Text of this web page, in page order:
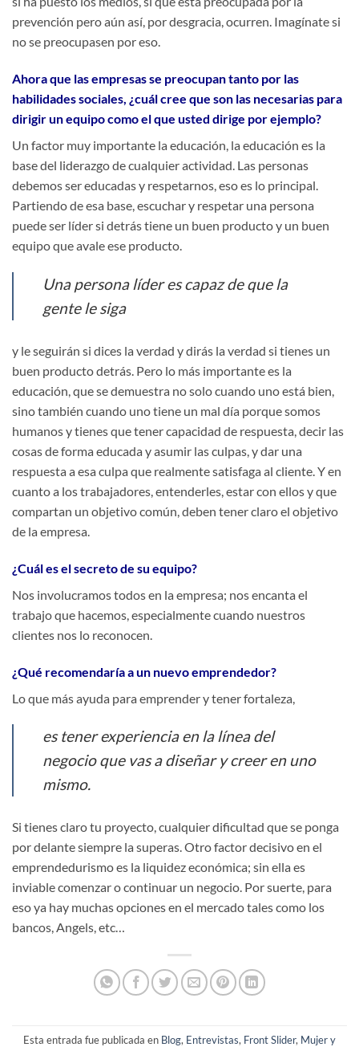
prevención pero aún así, por desgracia, ocurren. Imagínate si
no se preocupasen por eso.
Ahora que las empresas se preocupan tanto por las
habilidades sociales, ¿cuál cree que son las necesarias para
dirigir un equipo como el que usted dirige por ejemplo?
Un factor muy importante la educación, la educación es la
base del liderazgo de cualquier actividad. Las personas
debemos ser educadas y respetarnos, eso es lo principal.
Partiendo de esa base, escuchar y respetar una persona
puede ser líder si detrás tiene un buen producto y un buen
equipo que avale ese producto.
Una persona líder es capaz de que la
gente le siga
y le seguirán si dices la verdad y dirás la verdad si tienes un
buen producto detrás. Pero lo más importante es la
educación, que se demuestra no solo cuando uno está bien,
sino también cuando uno tiene un mal día porque somos
humanos y tienes que tener capacidad de respuesta, decir las
cosas de forma educada y asumir las culpas, y dar una
respuesta a esa culpa que realmente satisfaga al cliente. Y en
cuanto a los trabajadores, entenderles, estar con ellos y que
compartan un objetivo común, deben tener claro el objetivo
de la empresa.
¿Cuál es el secreto de su equipo?
Nos involucramos todos en la empresa; nos encanta el
trabajo que hacemos, especialmente cuando nuestros
clientes nos lo reconocen.
¿Qué recomendaría a un nuevo emprendedor?
Lo que más ayuda para emprender y tener fortaleza,
es tener experiencia en la línea del
negocio que vas a diseñar y creer en uno
mismo.
Si tienes claro tu proyecto, cualquier dificultad que se ponga
por delante siempre la superas. Otro factor decisivo en el
emprendedurismo es la liquidez económica; sin ella es
inviable comenzar o continuar un negocio. Por suerte, para
eso ya hay muchas opciones en el mercado tales como los
bancos, Angels, etc…
Esta entrada fue publicada en Blog, Entrevistas, Front Slider, Mujer y